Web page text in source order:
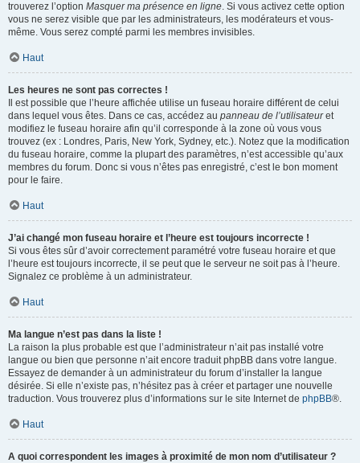
trouverez l’option Masquer ma présence en ligne. Si vous activez cette option
vous ne serez visible que par les administrateurs, les modérateurs et vous-
même. Vous serez compté parmi les membres invisibles.
Haut
Les heures ne sont pas correctes !
Il est possible que l’heure affichée utilise un fuseau horaire différent de celui
dans lequel vous êtes. Dans ce cas, accédez au panneau de l’utilisateuret
modifiez le fuseau horaire afin qu’il corresponde à la zone où vous vous
trouvez (ex : Londres, Paris, New York, Sydney, etc.). Notez que la modification
du fuseau horaire, comme la plupart des paramètres, n’est accessible qu’aux
membres du forum. Donc si vous n’êtes pas enregistré, c’est le bon moment
pour le faire.
Haut
J’ai changé mon fuseau horaire et l’heure est toujours incorrecte !
Si vous êtes sûr d’avoir correctement paramétré votre fuseau horaire et que
l’heure est toujours incorrecte, il se peut que le serveur ne soit pas à l’heure.
Signalez ce problème à un administrateur.
Haut
Ma langue n’est pas dans la liste !
La raison la plus probable est que l’administrateur n’ait pas installé votre
langue ou bien que personne n’ait encore traduit phpBB dans votre langue.
Essayez de demander à un administrateur du forum d’installer la langue
désirée. Si elle n’existe pas, n’hésitez pas à créer et partager une nouvelle
traduction. Vous trouverez plus d’informations sur le site Internet de phpBB®.
Haut
A quoi correspondent les images à proximité de mon nom d’utilisateur ?